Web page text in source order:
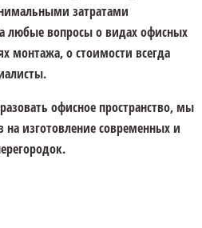
затратами
любые вопросы о видах офисных
монтажа, о стоимости всегда
офисное пространство, мы
на изготовление современных и